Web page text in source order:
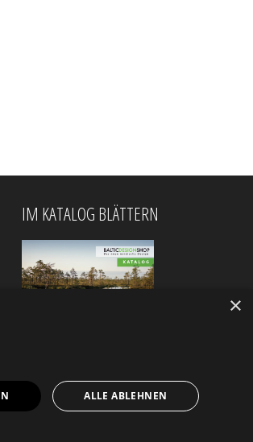
IM KATALOG BLÄTTERN
×
ALLE ABLEHNEN